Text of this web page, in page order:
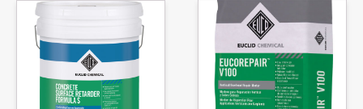
produit
plusieurs
variations.